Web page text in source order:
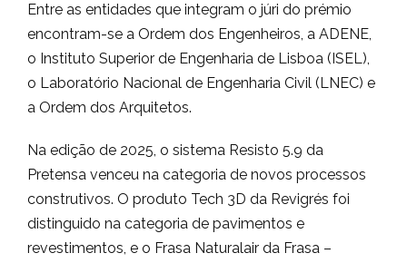
Entre as entidades que integram o júri do prémio
encontram-se a Ordem dos Engenheiros, a ADENE,
o Instituto Superior de Engenharia de Lisboa (ISEL),
o Laboratório Nacional de Engenharia Civil (LNEC) e
a Ordem dos Arquitetos.
Na edição de 2025, o sistema Resisto 5.9 da
Pretensa venceu na categoria de novos processos
construtivos. O produto Tech 3D da Revigrés foi
distinguido na categoria de pavimentos e
revestimentos, e o Frasa Naturalair da Frasa –